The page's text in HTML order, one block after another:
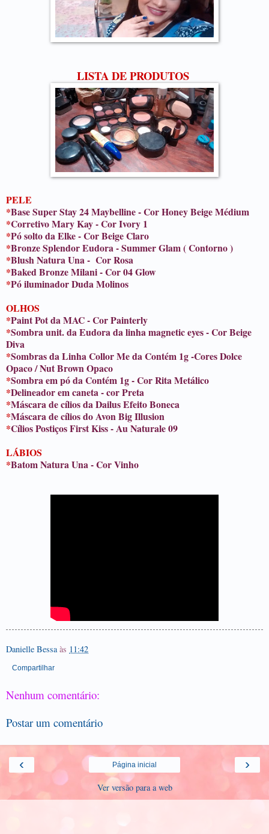
LISTA DE PRODUTOS
PELE
*Base Super Stay 24 Maybelline - Cor Honey Beige Médium
*Corretivo Mary Kay - Cor Ivory 1
*Pó solto da Elke - Cor Beige Claro
*Bronze Splendor Eudora - Summer Glam ( Contorno )
*Blush Natura Una - Cor Rosa
*Baked Bronze Milani - Cor 04 Glow
*Pó iluminador Duda Molinos
OLHOS
*Paint Pot da MAC - Cor Painterly
*Sombra unit. da Eudora da linha magnetic eyes - Cor Beige
Diva
*Sombras da Linha Collor Me da Contém 1g -Cores Dolce
Opaco /Nut Brown Opaco
*Sombra em pó da Contém 1g - Cor Rita Metálico
*Delineador em caneta - cor Preta
*Máscara de cílios da Dailus Efeito Boneca
*Máscara de cílios do Avon Big Illusion
*Cílios Postiços First Kiss - Au Naturale 09
LÁBIOS
*Batom Natura Una - Cor Vinho
Danielle Bessa às 11:42
Compartilhar
Nenhum comentário:
Postar um comentário
‹ ›
Página inicial
Ver versão para a web